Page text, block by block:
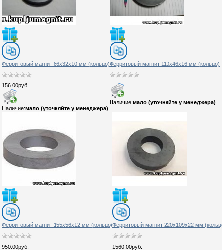
Ферритовый магнит 86х32х10 мм (кольцо)
156.00руб.
Наличие:мало (уточняйте у менеджера)
Ферритовый магнит 110х46х16 мм (кольцо)
Наличие:мало (уточняйте у менеджера)
Ферритовый магнит 155х56х12 мм (кольцо)
950.00руб.
Ферритовый магнит 220х109х22 мм
1560.00руб.